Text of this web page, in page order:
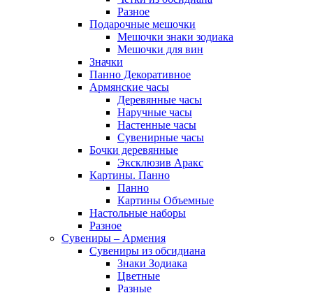
Разное
Подарочные мешочки
Мешочки знаки зодиака
Мешочки для вин
Значки
Панно Декоративное
Армянские часы
Деревянные часы
Наручные часы
Настенные часы
Сувенирные часы
Бочки деревянные
Эксклюзив Аракс
Картины. Панно
Панно
Картины Объемные
Настольные наборы
Разное
Сувениры – Армения
Сувениры из обсидиана
Знаки Зодиака
Цветные
Разные